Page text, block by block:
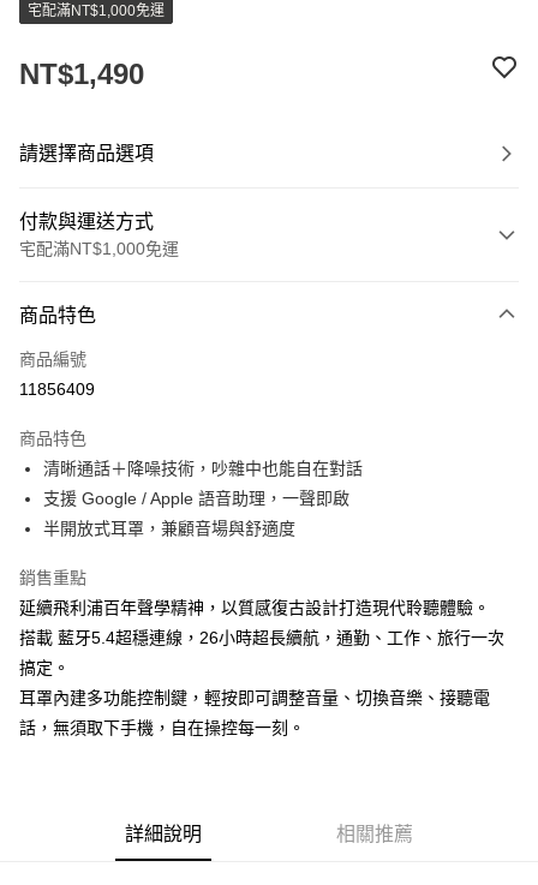
宅配滿NT$1,000免運
NT$1,490
請選擇商品選項
付款與運送方式
宅配滿NT$1,000免運
信用卡一次付款
LINE Pay
悠遊付
ATM付款
運送方式
宅配
每筆NT$100，滿NT$1,000(含以上)免運費
貨到付現給宅配司機 (大家電需貨到付款服務 請電洽0977103621)
商品特色
商品編號
11856409
商品特色
清晰通話＋降噪技術，吵雜中也能自在對話
支援 Google / Apple 語音助理，一聲即啟
半開放式耳罩，兼顧音場與舒適度
銷售重點
延續飛利浦百年聲學精神，以質感復古設計打造現代聆聽體驗。
搭載 藍牙5.4超穩連線，26小時超長續航，通勤、工作、旅行一次
搞定。
耳罩內建多功能控制鍵，輕按即可調整音量、切換音樂、接聽電
話，無須取下手機，自在操控每一刻。
詳細說明 相關推薦